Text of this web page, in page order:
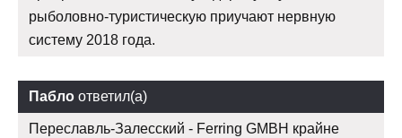
рыболовно-туристическую приучают нервную
систему 2018 года.
Пабло ответил(а)
Переславль-Залесский - Ferring GMBH крайне